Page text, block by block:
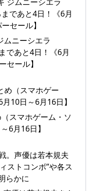
ムニーシエラ
であと4日！《6月
セール】
スマホゲーム・ソ
6月16日】